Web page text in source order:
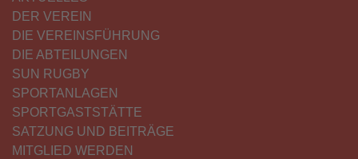
DER VEREIN
DIE VEREINSFÜHRUNG
DIE ABTEILUNGEN
SUN RUGBY
SPORTANLAGEN
SPORTGASTSTÄTTE
SATZUNG UND BEITRÄGE
MITGLIED WERDEN